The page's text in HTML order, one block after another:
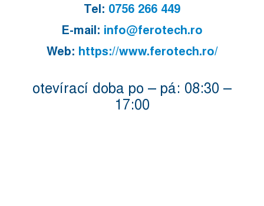
Tel: 0756 266 449
E-mail: info@ferotech.ro
Web: https://www.ferotech.ro/
otevírací doba po – pá: 08:30 –
17:00